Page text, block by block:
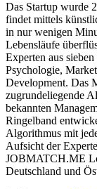
Das Startup wurde
findet mittels
in nur wenigen
Lebensläufe
Experten aus
Psychologie,
Development. Das
zugrundeliegende
bekannten
Ringelband
Algorithmus mit
Aufsicht der
JOBMATCH.ME
Deutschland und